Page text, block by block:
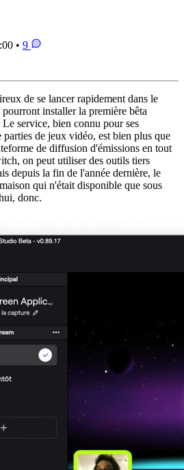
• 9
de se lancer rapidement dans le
installer la première bêta
Le service, bien connu pour ses
parties de jeux vidéo, est bien plus que
de diffusion d'émissions en tout
on peut utiliser des outils tiers
depuis la fin de l'année dernière, le
qui n'était disponible que sous
donc.